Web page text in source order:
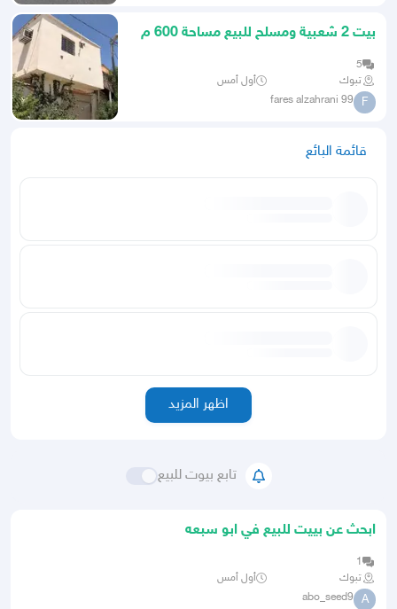
بيت 2 شعبية ومسلح للبيع مساحة 600 م
5
تبوك
أول أمس
F
fares alzahrani 99
قائمة البائع
اظهر المزيد
تابع بيوت للبيع
ابحث عن بييت للبيع في ابو سبعه
1
تبوك
أول أمس
A
abo_seed9